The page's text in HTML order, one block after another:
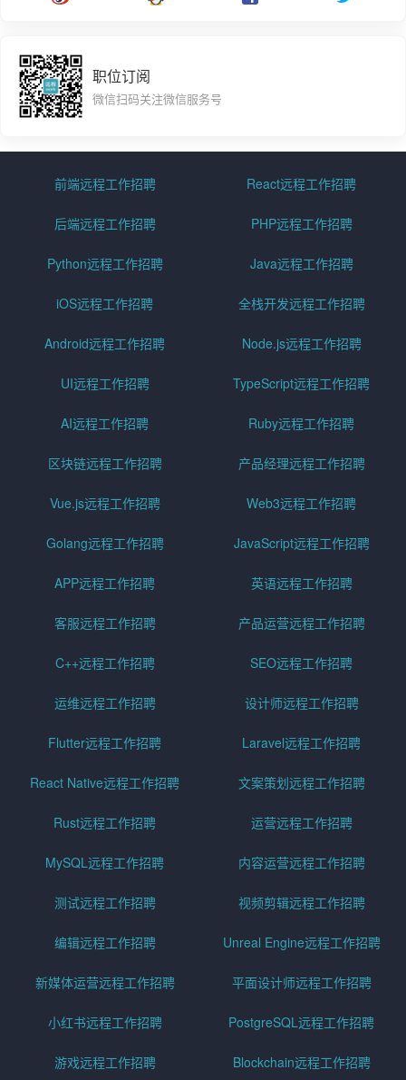
职位订阅
微信扫码关注微信服务号
前端远程工作招聘 React远程工作招聘
后端远程工作招聘 PHP远程工作招聘
Python远程工作招聘 Java远程工作招聘
iOS远程工作招聘 全栈开发远程工作招聘
Android远程工作招聘 Node.js远程工作招聘
UI远程工作招聘 TypeScript远程工作招聘
AI远程工作招聘 Ruby远程工作招聘
区块链远程工作招聘 产品经理远程工作招聘
Vue.js远程工作招聘 Web3远程工作招聘
Golang远程工作招聘 JavaScript远程工作招聘
APP远程工作招聘 英语远程工作招聘
客服远程工作招聘 产品运营远程工作招聘
C++远程工作招聘 SEO远程工作招聘
运维远程工作招聘 设计师远程工作招聘
Flutter远程工作招聘 Laravel远程工作招聘
React Native远程工作招聘 文案策划远程工作招聘
Rust远程工作招聘 运营远程工作招聘
MySQL远程工作招聘 内容运营远程工作招聘
测试远程工作招聘 视频剪辑远程工作招聘
编辑远程工作招聘 Unreal Engine远程工作招聘
新媒体运营远程工作招聘 平面设计师远程工作招聘
小红书远程工作招聘 PostgreSQL远程工作招聘
游戏远程工作招聘 Blockchain远程工作招聘